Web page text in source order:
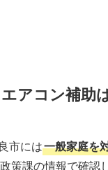
アコン補助
市には一般家庭を
策課の情報で確認